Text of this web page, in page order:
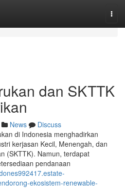
dan SKTTK
News
Discuss
di Indonesia menghadirkan
kerjasan Kecil, Menengah, dan
(SKTTK). Namun, terdapat
pendanaan
ekosistem-renewable-